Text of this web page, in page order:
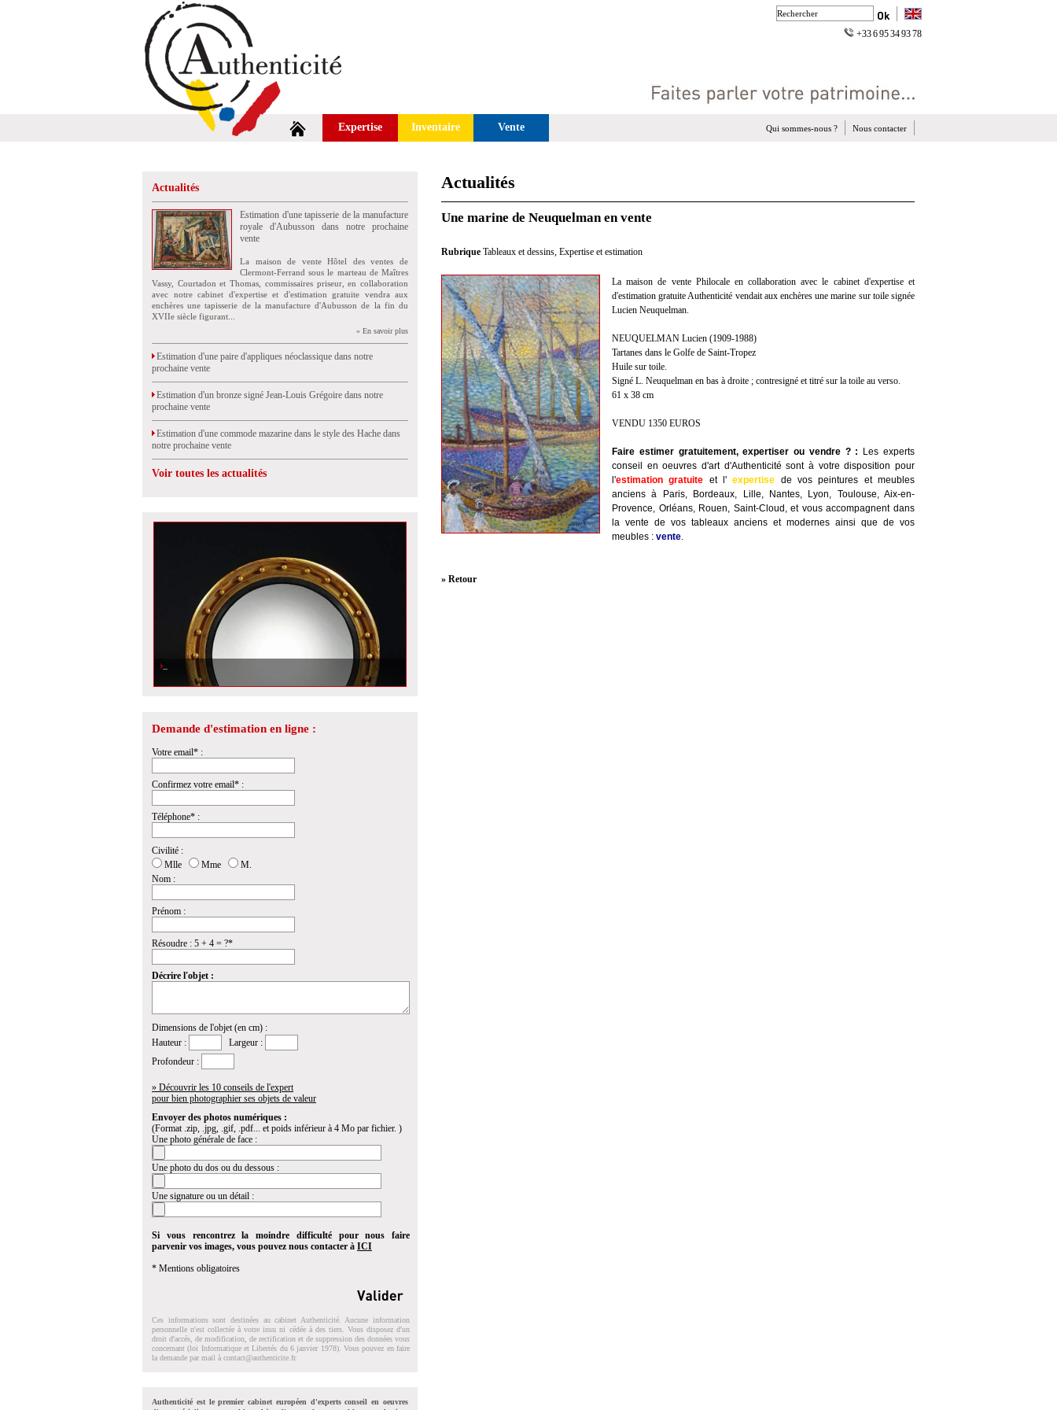
+33 6 95 34 93 78
Expertise Inventaire Vente Nous contacter
Qui sommes-nous ?
Actualités
Estimation d'une tapisserie de la manufacture
royale d'Aubusson dans notre prochaine
vente
La maison de vente Hôtel des ventes de
Clermont-Ferrand sous le marteau de Maîtres
Vassy, Courtadon et Thomas, commissaires priseur, en collaboration
avec notre cabinet d'expertise et d'estimation gratuite vendra aux
enchères une tapisserie de la manufacture d'Aubusson de la fin du
XVIIe siècle figurant...
» En savoir plus
Estimation d'une paire d'appliques néoclassique dans notre
prochaine vente
Estimation d'un bronze signé Jean-Louis Grégoire dans notre
prochaine vente
Estimation d'une commode mazarine dans le style des Hache dans
notre prochaine vente
Voir toutes les actualités
Demande d'estimation en ligne :
Votre email* :
Confirmez votre email* :
Téléphone* :
Civilité :
Mlle
Mme
M.
Nom :
Prénom :
Résoudre : 5 + 4 = ?*
Décrire l'objet :
Dimensions de l'objet (en cm) :
Hauteur :
Largeur :
Profondeur :
» Découvrir les 10 conseils de l'expert
pour bien photographier ses objets de valeur
Envoyer des photos numériques :
(Format .zip, .jpg, .gif, .pdf... et poids inférieur à 4 Mo par fichier. )
Une photo générale de face :
Une photo du dos ou du dessous :
Une signature ou un détail :
Si vous rencontrez la moindre difficulté pour nous faire
parvenir vos images, vous pouvez nous contacter à ICI
* Mentions obligatoires
Ces informations sont destinées au cabinet Authenticité. Aucune information
personnelle n'est collectée à votre insu ni cédée à des tiers. Vous disposez d'un
droit d'accés, de modification, de rectification et de suppression des données vous
concernant (loi Informatique et Libertés du 6 janvier 1978). Vous pouvez en faire
la demande par mail à contact@authenticite.fr.
Authenticité est le premier cabinet européen d'experts conseil en oeuvres
Actualités
Une marine de Neuquelman en vente
Rubrique Tableaux et dessins, Expertise et estimation
La maison de vente Philocale en collaboration avec le cabinet d'expertise et
d'estimation gratuite Authenticité vendait aux enchères une marine sur toile signée
Lucien Neuquelman.
NEUQUELMAN Lucien (1909-1988)
Tartanes dans le Golfe de Saint-Tropez
Huile sur toile.
Signé L. Neuquelman en bas à droite ; contresigné et titré sur la toile au verso.
61 x 38 cm
VENDU 1350 EUROS
Faire estimer gratuitement, expertiser ou vendre ?:
Les experts
conseil en oeuvres d'art d'Authenticité sont à votre disposition pour
l'estimation gratuite et l' expertise de vos peintures et meubles
anciens à Paris, Bordeaux, Lille, Nantes, Lyon, Toulouse, Aix-en-
Provence, Orléans, Rouen, Saint-Cloud, et vous accompagnent dans
la vente de vos tableaux anciens et modernes ainsi que de vos
meubles : vente.
» Retour